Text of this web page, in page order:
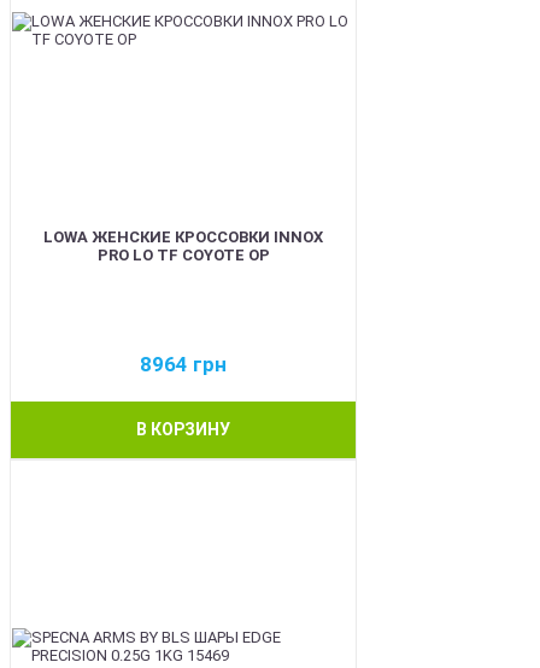
LOWA ЖЕНСКИЕ КРОССОВКИ INNOX
PRO LO TF COYOTE OP
8964 грн
В КОРЗИНУ